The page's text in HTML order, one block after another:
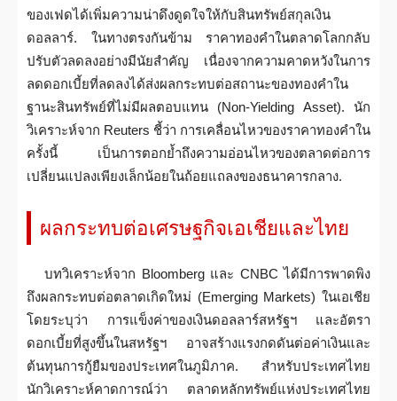
ของเฟดได้เพิ่มความน่าดึงดูดใจให้กับสินทรัพย์สกุลเงิน
ดอลลาร์. ในทางตรงกันข้าม ราคาทองคำในตลาดโลกกลับ
ปรับตัวลดลงอย่างมีนัยสำคัญ เนื่องจากความคาดหวังในการ
ลดดอกเบี้ยที่ลดลงได้ส่งผลกระทบต่อสถานะของทองคำใน
ฐานะสินทรัพย์ที่ไม่มีผลตอบแทน (Non-Yielding Asset). นัก
วิเคราะห์จาก Reuters ชี้ว่า การเคลื่อนไหวของราคาทองคำใน
ครั้งนี้ เป็นการตอกย้ำถึงความอ่อนไหวของตลาดต่อการ
เปลี่ยนแปลงเพียงเล็กน้อยในถ้อยแถลงของธนาคารกลาง.
ผลกระทบต่อเศรษฐกิจเอเชียและไทย
บทวิเคราะห์จาก Bloomberg และ CNBC ได้มีการพาดพิง
ถึงผลกระทบต่อตลาดเกิดใหม่ (Emerging Markets) ในเอเชีย
โดยระบุว่า การแข็งค่าของเงินดอลลาร์สหรัฐฯ และอัตรา
ดอกเบี้ยที่สูงขึ้นในสหรัฐฯ อาจสร้างแรงกดดันต่อค่าเงินและ
ต้นทุนการกู้ยืมของประเทศในภูมิภาค. สำหรับประเทศไทย
นักวิเคราะห์คาดการณ์ว่า ตลาดหลักทรัพย์แห่งประเทศไทย